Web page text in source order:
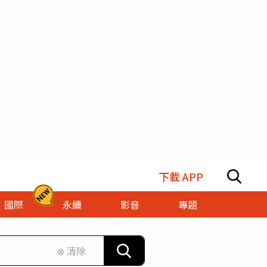
下載 APP
國際 永續 影音
專題
⊗ 清除